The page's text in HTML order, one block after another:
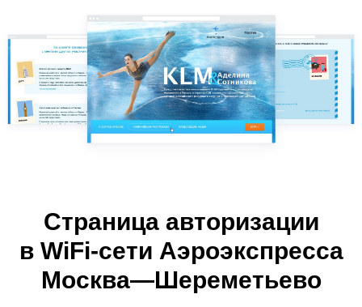
Страница авторизации
в WiFi-сети Аэроэкспресса
Москва—Шереметьево